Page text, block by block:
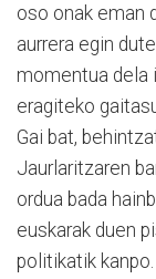
oso onak eman
aurrera egin
momentua dela
eragiteko
Gai bat,
Jaurlaritzaren
ordua bada
euskarak duen
politikatik